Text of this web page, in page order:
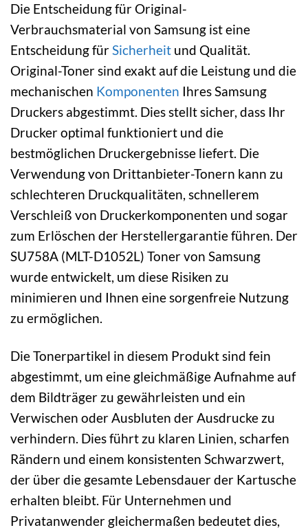
Die Entscheidung für Original-
Verbrauchsmaterial von Samsung ist eine
Entscheidung fürSicherheit und Qualität.
Original-Toner sind exakt auf die Leistung und die
mechanischen Komponenten Ihres Samsung
Druckers abgestimmt. Dies stellt sicher, dass Ihr
Drucker optimal funktioniert und die
bestmöglichen Druckergebnisse liefert. Die
Verwendung von Drittanbieter-Tonern kann zu
schlechteren Druckqualitäten, schnellerem
Verschleiß von Druckerkomponenten und sogar
zum Erlöschen der Herstellergarantie führen. Der
SU758A (MLT-D1052L) Toner von Samsung
wurde entwickelt, um diese Risiken zu
minimieren und Ihnen eine sorgenfreie Nutzung
zu ermöglichen.
Die Tonerpartikel in diesem Produkt sind fein
abgestimmt, um eine gleichmäßige Aufnahme auf
dem Bildträger zu gewährleisten und ein
Verwischen oder Ausbluten der Ausdrucke zu
verhindern. Dies führt zu klaren Linien, scharfen
Rändern und einem konsistenten Schwarzwert,
der über die gesamte Lebensdauer der Kartusche
erhalten bleibt. Für Unternehmen und
Privatanwender gleichermaßen bedeutet dies,